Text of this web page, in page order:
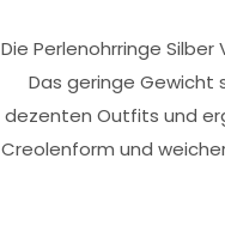
Die Perlenohrringe
Das geringe Gewicht
dezenten Outfits und
Creolenform und